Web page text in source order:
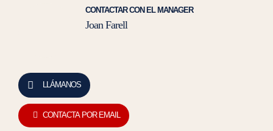
CONTACTAR CON EL MANAGER
Joan Farell
LLÁMANOS
CONTACTA POR EMAIL